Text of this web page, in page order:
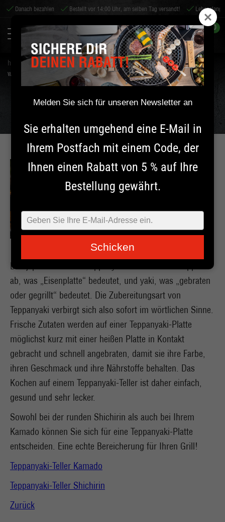
Danach bezahlen Bestellt vor 14:00 Uhr, am selben Tag versandt! Lebenslange
0
home tipps & service
tipps
wie funktioniert eine teppanyaki-platte? | yakiniku
YAKINIKU
TECHNIK
Das japanische Wort Teppanyaki leitet sich von teppan
ab, was „Eisenplatte“ bedeutet, und yaki, was „gebraten
oder gegrillt“ bedeutet. Die Zubereitungsart von
Teppanyaki verbirgt sich also sofort im wörtlichen Sinne.
Frische Zutaten werden auf einer Teppanyaki-Platte
möglichst kurz mit einer heißen Platte in Kontakt
gebracht und schnell angebraten, damit sie ihre Farbe,
ihren Geschmack und ihre Nährstoffe behalten. Das
Kochen auf einem Teppanyaki-Teller ist daher einfach,
gesund und sehr lecker.
Sowohl bei der runden Shichirin als auch bei Ihrem
Kamado können Sie sich für eine Teppanyaki-Platte
entscheiden. Eine echte Bereicherung für Ihren Grill!
Teppanyaki-Teller Kamado
Teppanyaki-Teller Shichirin
Zurück
Melden Sie sich für unseren Newsletter an
Sie erhalten umgehend eine E-Mail in
Ihrem Postfach mit einem Code, der
Ihnen einen Rabatt von 5 % auf Ihre
Bestellung gewährt.
Typ
je
in
Schicken